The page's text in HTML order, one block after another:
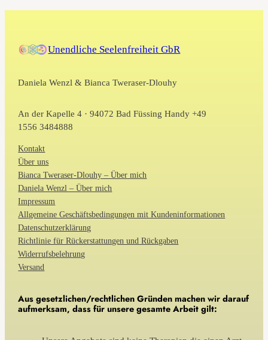
Unendliche Seelenfreiheit GbR
Daniela Wenzl & Bianca Tweraser-Dlouhy
An der Kapelle 4 · 94072 Bad Füssing Handy +49
1556 3484888
Kontakt
Über uns
Bianca Tweraser-Dlouhy – Über mich
Daniela Wenzl – Über mich
Impressum
Allgemeine Geschäftsbedingungen mit Kundeninformationen
Datenschutzerklärung
Richtlinie für Rückerstattungen und Rückgaben
Widerrufsbelehrung
Versand
Aus gesetzlichen/rechtlichen Gründen machen wir darauf
aufmerksam, dass für unsere gesamte Arbeit gilt: